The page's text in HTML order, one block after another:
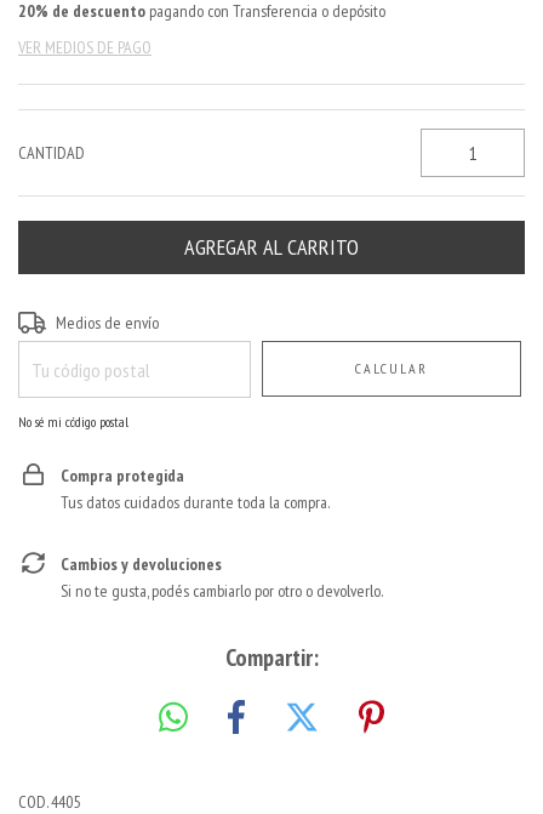
20% de descuento pagando con Transferencia o depósito
VER MEDIOS DE PAGO
CANTIDAD
Entregas para el CP:
Medios de envío
CALCULAR
No sé mi código postal
Compra protegida
Tus datos cuidados durante toda la compra.
Cambios y devoluciones
Si no te gusta, podés cambiarlo por otro o devolverlo.
Compartir:
COD. 4405